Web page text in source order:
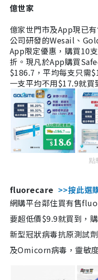
億世家
億家世門市及App現已
公司研發的Wesail、
App限定優惠，購買10
折。現凡於App購買
$186.7，平均每支只需
一支平均不用$17.9就買
點
fluorecare >>按此選
網購平台鄰住買有售
要超低價$9.9就買到，
新型冠狀病毒抗原測試
及Omicorn病毒，靈敏